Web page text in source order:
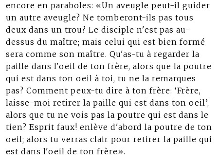
encore en paraboles: «Un aveugle peut-il guider
un autre aveugle? Ne tomberont-ils pas tous
deux dans un trou? Le disciple n'est pas au-
dessus du maître; mais celui qui est bien formé
sera comme son maître. Qu'as-tu à regarder la
paille dans l'oeil de ton frère, alors que la poutre
qui est dans ton oeil à toi, tu ne la remarques
pas? Comment peux-tu dire à ton frère: ‘Frère,
laisse-moi retirer la paille qui est dans ton oeil’,
alors que tu ne vois pas la poutre qui est dans le
tien? Esprit faux! enlève d'abord la poutre de ton
oeil; alors tu verras clair pour retirer la paille qui
est dans l'oeil de ton frère».